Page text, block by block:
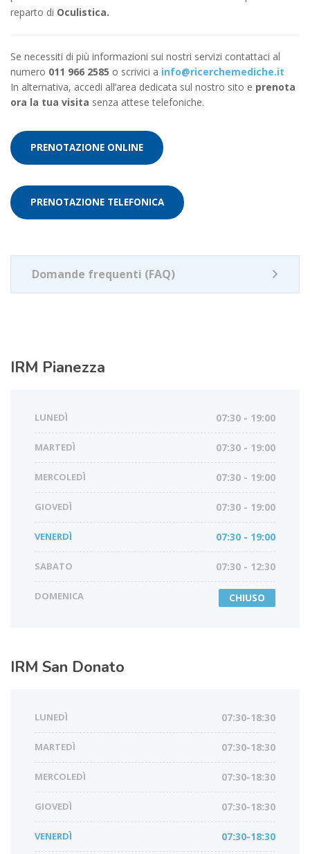
reparto di Oculistica.
Se necessiti di più informazioni sui nostri servizi contattaci al
numero 011 966 2585 o scrivici a info@ricerchemediche.it
In alternativa, accedi all’area dedicata sul nostro sito e prenota
ora la tua visita senza attese telefoniche.
PRENOTAZIONE ONLINE
PRENOTAZIONE TELEFONICA
Domande frequenti (FAQ)
IRM Pianezza
LUNEDÌ 07:30 - 19:00
MARTEDÌ 07:30 - 19:00
MERCOLEDÌ 07:30 - 19:00
GIOVEDÌ 07:30 - 19:00
VENERDÌ 07:30 - 19:00
SABATO 07:30 - 12:30
DOMENICA CHIUSO
IRM San Donato
LUNEDÌ 07:30-18:30
MARTEDÌ 07:30-18:30
MERCOLEDÌ 07:30-18:30
GIOVEDÌ 07:30-18:30
VENERDÌ 07:30-18:30